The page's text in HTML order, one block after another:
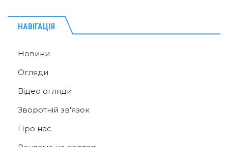
НАВІГАЦІЯ
Новини
Огляди
Відео огляди
Зворотній зв'язок
Про нас